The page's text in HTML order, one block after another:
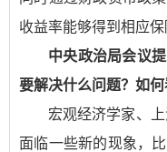
收益率能够得到相应保
中央政治局会议
要解决什么问题？如何
宏观经济学家、
面临一些新的现象，